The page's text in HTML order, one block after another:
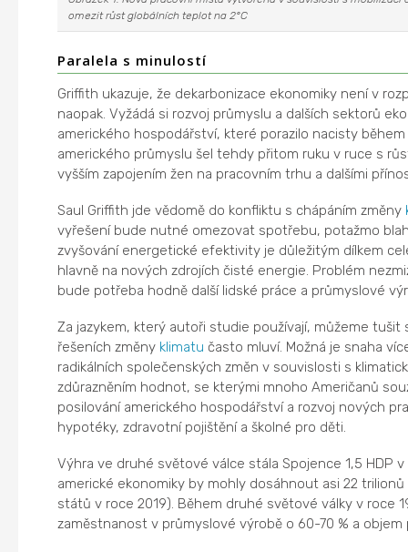
omezit růst globálních teplot na 2°C
Paralela s minulostí
Griffith ukazuje, že dekarbonizace ekonomiky není v
naopak. Vyžádá si rozvoj průmyslu a dalších sektorů
amerického hospodářství, které porazilo nacisty
amerického průmyslu šel tehdy přitom ruku v ruce s
vyšším zapojením žen na pracovním trhu a dalšími
Saul Griffith jde vědomě do konfliktu s chápáním změny
vyřešení bude nutné omezovat spotřebu, potažmo
zvyšování energetické efektivity je důležitým dílkem
hlavně na nových zdrojích čisté energie. Problém
bude potřeba hodně další lidské práce a průmyslové
Za jazykem, který autoři studie používají, můžeme tušit
řešeních změny klimatu často mluví. Možná je snaha
radikálních společenských změn v souvislosti s
zdůrazněním hodnot, se kterými mnoho Američanů
posilování amerického hospodářství a rozvoj nových
hypotéky, zdravotní pojištění a školné pro děti.
Výhra ve druhé světové válce stála Spojence 1,5 HDP
americké ekonomiky by mohly dosáhnout asi 22
států v roce 2019). Během druhé světové války v roce
zaměstnanost v průmyslové výrobě o 60-70 % a